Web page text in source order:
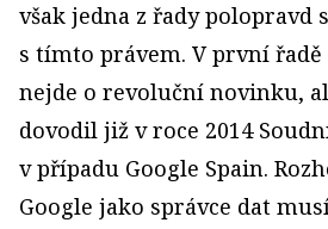
však jedna z řady polopravd
s tímto právem. V první
nejde o revoluční novinku,
dovodil již v roce 2014
v případu Google Spain.
Google jako správce dat